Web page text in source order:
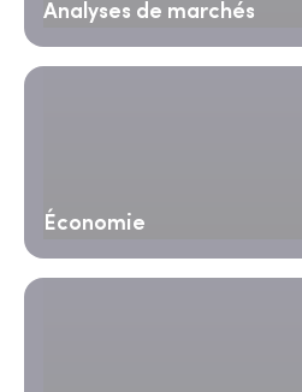
Analyses de marchés
Économie